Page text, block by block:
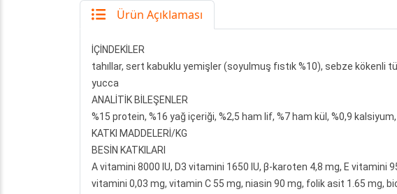
Ürün Açıklaması
İÇİNDEKİLER
tahıllar, sert kabuklu yemişler (soyulmuş fıstık %10), sebze kökenli
yucca
ANALİTİK BİLEŞENLER
%15 protein, %16 yağ içeriği, %2,5 ham lif, %7 ham kül, %0,9
KATKI MADDELERİ/KG
BESİN KATKILARI
A vitamini 8000 IU, D3 vitamini 1650 IU, β-karoten 4,8 mg, E
vitamini 0,03 mg, vitamin C 55 mg, niasin 90 mg, folik asit 1.65 mg,